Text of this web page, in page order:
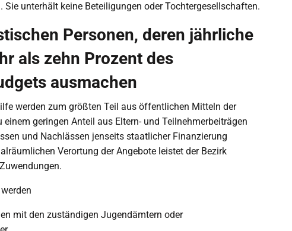
unterhält keine Beteiligungen oder Tochtergesellschaften.
Personen, deren jährliche
als zehn Prozent des
ausmachen
werden zum größten Teil aus öffentlichen Mitteln der
einem geringen Anteil aus Eltern- und Teilnehmerbeiträgen
und Nachlässen jenseits staatlicher Finanzierung
Verortung der Angebote leistet der Bezirk
mit den zuständigen Jugendämtern oder